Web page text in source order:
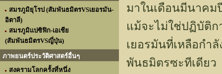
สมรภูมิยุโรป (สัมพันธมิตรVSเยอรมัน-
อิตาลี)
สมรภูมิแปซิฟิก-เอเชีย
(สัมพันธมิตรVSญี่ปุ่น)
ภาพยนตร์ประวัติศาสตร์อื่นๆ
สงครามโลกครั้งที่หนึ่ง
มาในเดือนมีนาคม
แม้จะไม่ใช่ปฏิบัติก
เยอรมันที่เหลือกำ
พันธมิตรซะทีเดียว